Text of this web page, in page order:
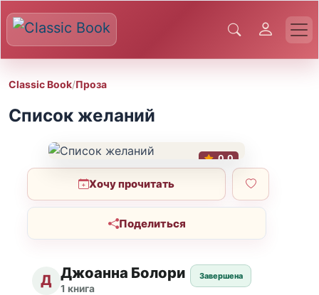
Classic Book/Проза
Список желаний
0.0
Хочу прочитать
Поделиться
Д Джоанна Болори
1 книга
Завершена